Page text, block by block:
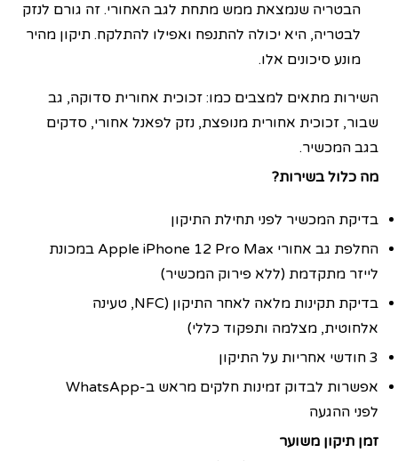
הבטריה שנמצאת ממש מתחת לגב האחורי. זה גורם לנזק
לבטריה, היא יכולה להתנפח ואפילו להתלקח. תיקון מהיר
מונע סיכונים אלו.
השירות מתאים למצבים כמו: זכוכית אחורית סדוקה, גב
שבור, זכוכית אחורית מנופצת, נזק לפאנל אחורי, סדקים
בגב המכשיר.
מה כלול בשירות?
בדיקת המכשיר לפני תחילת התיקון
החלפת גב אחורי Apple iPhone 12 Pro Max במכונת
לייזר מתקדמת (ללא פירוק המכשיר)
בדיקת תקינות מלאה לאחר התיקון (NFC, טעינה
אלחוטית, מצלמה ותפקוד כללי)
3 חודשי אחריות על התיקון
אפשרות לבדוק זמינות חלקים מראש ב-WhatsApp
לפני ההגעה
זמן תיקון משוער